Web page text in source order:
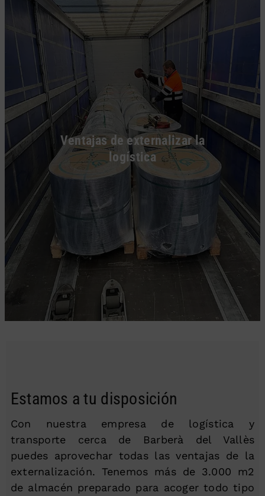
Ventajas de externalizar la
logística
Estamos a tu disposición
Con nuestra empresa de logística y
transporte cerca de Barberà del Vallès
puedes aprovechar todas las ventajas de la
externalización. Tenemos más de 3.000 m2
de almacén preparado para acoger todo tipo